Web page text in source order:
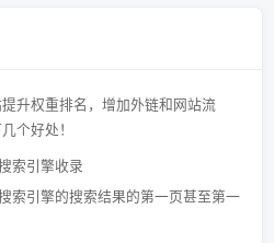
升权重排名，增加外链和网站流
个好处！
索引擎收录
索引擎的搜索结果的第一页甚至第一